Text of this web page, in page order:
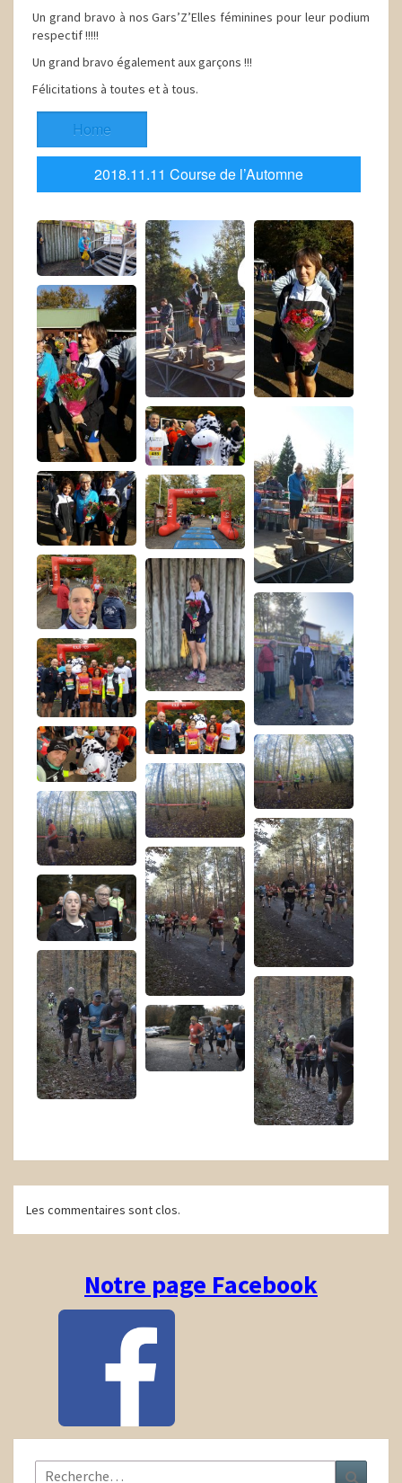
Un grand bravo à nos Gars’Z’Elles féminines pour leur podium
respectif !!!!!
Un grand bravo également aux garçons !!!
Félicitations à toutes et à tous.
Home
2018.11.11 Course de l’Automne
Navigation
d'article
Les commentaires sont clos.
Notre page Facebook
Rechercher :